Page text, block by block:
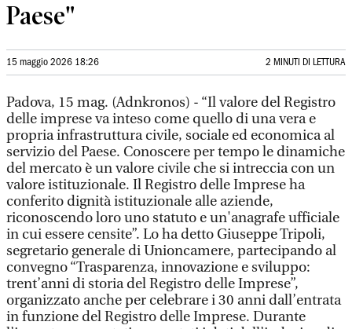
Paese"
15 maggio 2026 18:26 2 MINUTI DI LETTURA
Padova, 15 mag. (Adnkronos) - “Il valore del Registro
delle imprese va inteso come quello di una vera e
propria infrastruttura civile, sociale ed economica al
servizio del Paese. Conoscere per tempo le dinamiche
del mercato è un valore civile che si intreccia con un
valore istituzionale. Il Registro delle Imprese ha
conferito dignità istituzionale alle aziende,
riconoscendo loro uno statuto e un'anagrafe ufficiale
in cui essere censite”. Lo ha detto Giuseppe Tripoli,
segretario generale di Unioncamere, partecipando al
convegno “Trasparenza, innovazione e sviluppo:
trent’anni di storia del Registro delle Imprese”,
organizzato anche per celebrare i 30 anni dall’entrata
in funzione del Registro delle Imprese. Durante